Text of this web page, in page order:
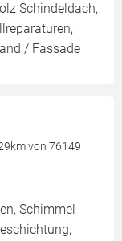
Schindeldach,
/ Fassade
von 76149
Schimmel-